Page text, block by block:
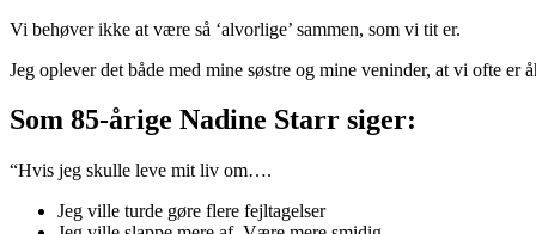
Vi behøver ikke at være så ‘alvorlige’ sammen, som vi tit er.
Jeg oplever det både med mine søstre og mine veninder, at vi ofte er
Som 85-årige Nadine Starr siger:
“Hvis jeg skulle leve mit liv om….
Jeg ville turde gøre flere fejltagelser